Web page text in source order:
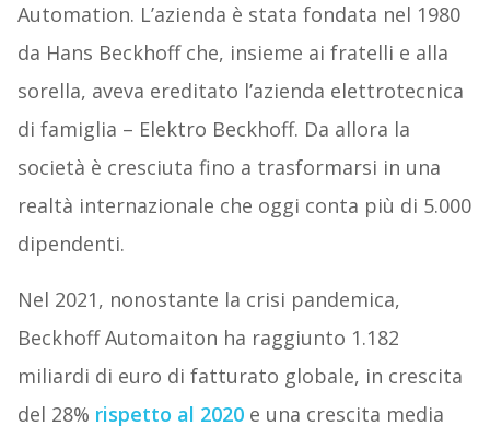
Automation. L’azienda è stata fondata nel 1980
da Hans Beckhoff che, insieme ai fratelli e alla
sorella, aveva ereditato l’azienda elettrotecnica
di famiglia – Elektro Beckhoff. Da allora la
società è cresciuta fino a trasformarsi in una
realtà internazionale che oggi conta più di 5.000
dipendenti.
Nel 2021, nonostante la crisi pandemica,
Beckhoff Automaiton ha raggiunto 1.182
miliardi di euro di fatturato globale, in crescita
del 28% rispetto al 2020e una crescita media